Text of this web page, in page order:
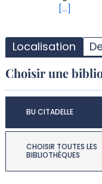
[...]
Localisation
Choisir une
BU CITADELLE
CHOISIR TOUTES LES
BIBLIOTHÈQUES